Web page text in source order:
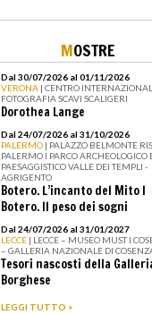
MOSTRE
Dal 30/07/2026 al 01/11/2026
VERONA | CENTRO
FOTOGRAFIA SCAVI SCALIGERI
Dorothea Lange
Dal 24/07/2026 al 31/10/2026
PALERMO | PALAZZO BELMONTE
PALERMO I PARCO ARCHEOLOGICO
PAESAGGISTICO VALLE DEI TEMPLI -
AGRIGENTO
Botero. L’incanto del Mito I
Botero. Il peso dei sogni
Dal 24/07/2026 al 31/01/2027
LECCE | LECCE – MUSEO MUST I
– GALLERIA NAZIONALE DI
Tesori nascosti della
Borghese
LEGGI TUTTO >